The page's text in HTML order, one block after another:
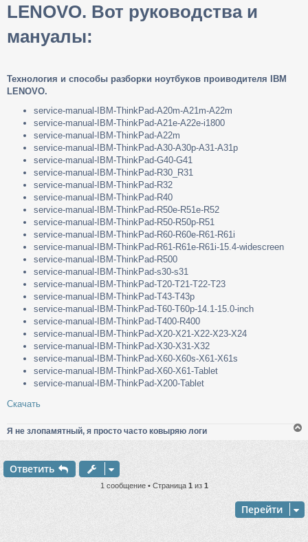
е
LENOVO. Вот руководства и
мануалы:
Технология и способы разборки ноутбуков проиводителя IBM
LENOVO.
service-manual-IBM-ThinkPad-A20m-A21m-A22m
service-manual-IBM-ThinkPad-A21e-A22e-i1800
service-manual-IBM-ThinkPad-A22m
service-manual-IBM-ThinkPad-A30-A30p-A31-A31p
service-manual-IBM-ThinkPad-G40-G41
service-manual-IBM-ThinkPad-R30_R31
service-manual-IBM-ThinkPad-R32
service-manual-IBM-ThinkPad-R40
service-manual-IBM-ThinkPad-R50e-R51e-R52
service-manual-IBM-ThinkPad-R50-R50p-R51
service-manual-IBM-ThinkPad-R60-R60e-R61-R61i
service-manual-IBM-ThinkPad-R61-R61e-R61i-15.4-widescreen
service-manual-IBM-ThinkPad-R500
service-manual-IBM-ThinkPad-s30-s31
service-manual-IBM-ThinkPad-T20-T21-T22-T23
service-manual-IBM-ThinkPad-T43-T43p
service-manual-IBM-ThinkPad-T60-T60p-14.1-15.0-inch
service-manual-IBM-ThinkPad-T400-R400
service-manual-IBM-ThinkPad-X20-X21-X22-X23-X24
service-manual-IBM-ThinkPad-X30-X31-X32
service-manual-IBM-ThinkPad-X60-X60s-X61-X61s
service-manual-IBM-ThinkPad-X60-X61-Tablet
service-manual-IBM-ThinkPad-X200-Tablet
Скачать
Я не злопамятный, я просто часто ковыряю логи
с
я
Ответить
1 сообщение • Страница 1из 1
Перейти